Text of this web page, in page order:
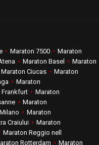
• Maraton 7500 • Maraton
• Maraton Basel • Maraton
Maraton Ciucas • Maraton
• Maraton
• Maraton
• Maraton
• Maraton
Craiului • Maraton
Maraton Reggio nell
Rotterdam • Maraton